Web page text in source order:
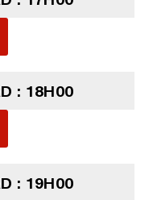
: 18H00
: 19H00